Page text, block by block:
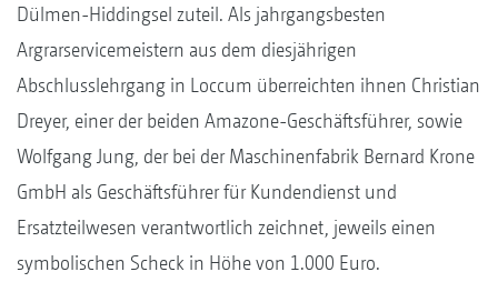
Dülmen-Hiddingsel zuteil. Als jahrgangsbesten
Argrarservicemeistern aus dem diesjährigen
Abschlusslehrgang in Loccum überreichten ihnen Christian
Dreyer, einer der beiden Amazone-Geschäftsführer, sowie
Wolfgang Jung, der bei der Maschinenfabrik Bernard Krone
GmbH als Geschäftsführer für Kundendienst und
Ersatzteilwesen verantwortlich zeichnet, jeweils einen
symbolischen Scheck in Höhe von 1.000 Euro.